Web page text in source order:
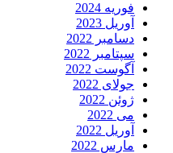
فوریه 2024
آوریل 2023
دسامبر 2022
سپتامبر 2022
آگوست 2022
جولای 2022
ژوئن 2022
می 2022
آوریل 2022
مارس 2022